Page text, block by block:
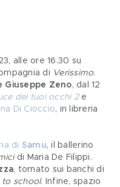
alle ore 16.30 su
di Verissimo.
Giuseppe Zeno, dal 12
dei tuoi occhi 2 e
Di Cioccio, in libreria
di Samu, il ballerino
di Maria De Filippi.
, tornato sui banchi di
to school. Infine, spazio